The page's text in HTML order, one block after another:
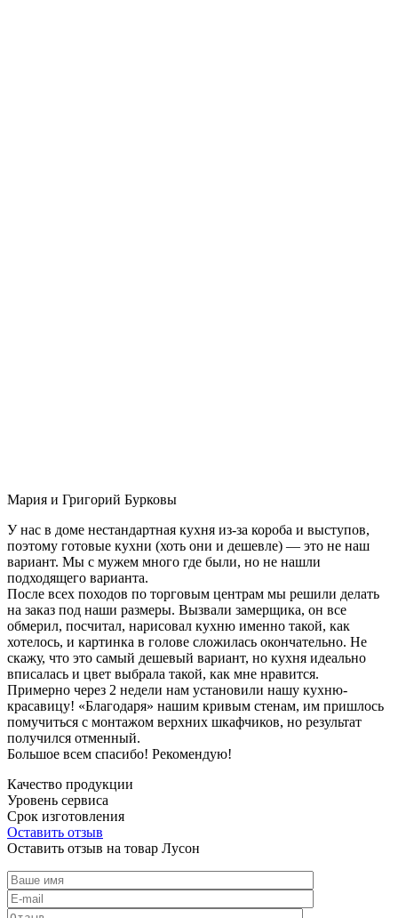
Мария и Григорий Бурковы
У нас в доме нестандартная кухня из-за короба и выступов,
поэтому готовые кухни (хоть они и дешевле) — это не наш
вариант. Мы с мужем много где были, но не нашли
подходящего варианта.
После всех походов по торговым центрам мы решили делать
на заказ под наши размеры. Вызвали замерщика, он все
обмерил, посчитал, нарисовал кухню именно такой, как
хотелось, и картинка в голове сложилась окончательно. Не
скажу, что это самый дешевый вариант, но кухня идеально
вписалась и цвет выбрала такой, как мне нравится.
Примерно через 2 недели нам установили нашу кухню-
красавицу! «Благодаря» нашим кривым стенам, им пришлось
помучиться с монтажом верхних шкафчиков, но результат
получился отменный.
Большое всем спасибо! Рекомендую!
Качество продукции
Уровень сервиса
Срок изготовления
Оставить отзыв
Оставить отзыв на товар Лусон